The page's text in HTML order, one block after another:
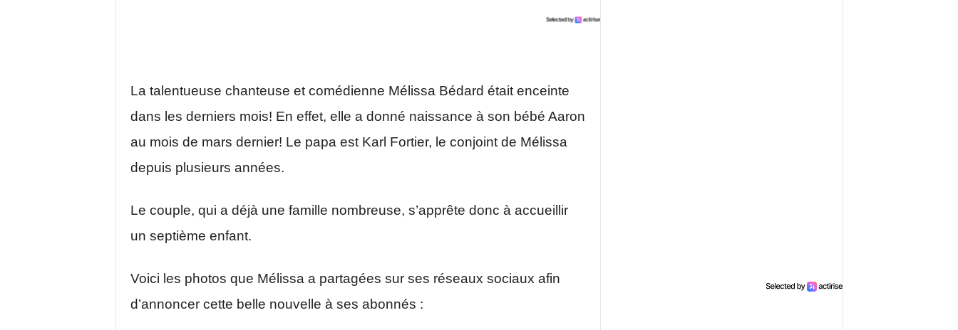
La talentueuse chanteuse et comédienne Mélissa Bédard était enceinte
dans les derniers mois! En effet, elle a donné naissance à son bébé Aaron
au mois de mars dernier! Le papa est Karl Fortier, le conjoint de Mélissa
depuis plusieurs années.
Le couple, qui a déjà une famille nombreuse, s’apprête donc à accueillir
un septième enfant.
Voici les photos que Mélissa a partagées sur ses réseaux sociaux afin
d’annoncer cette belle nouvelle à ses abonnés :